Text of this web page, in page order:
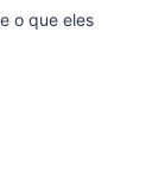
o que eles